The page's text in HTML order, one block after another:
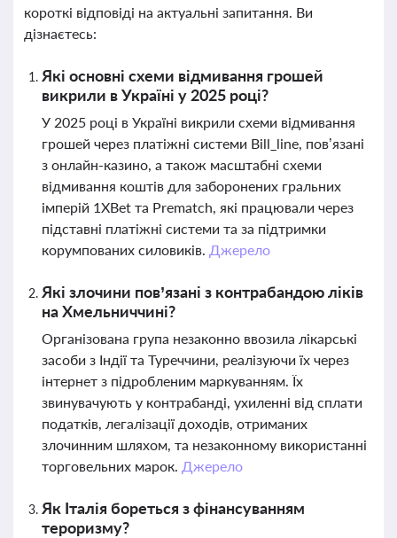
короткі відповіді на актуальні запитання. Ви
дізнаєтесь:
Які основні схеми відмивання грошей
викрили в Україні у 2025 році?
У 2025 році в Україні викрили схеми відмивання
грошей через платіжні системи Bill_line, пов’язані
з онлайн-казино, а також масштабні схеми
відмивання коштів для заборонених гральних
імперій 1XBet та Prematch, які працювали через
підставні платіжні системи та за підтримки
корумпованих силовиків. Джерело
Які злочини пов’язані з контрабандою ліків
на Хмельниччині?
Організована група незаконно ввозила лікарські
засоби з Індії та Туреччини, реалізуючи їх через
інтернет з підробленим маркуванням. Їх
звинувачують у контрабанді, ухиленні від сплати
податків, легалізації доходів, отриманих
злочинним шляхом, та незаконному використанні
торговельних марок. Джерело
Як Італія бореться з фінансуванням
тероризму?